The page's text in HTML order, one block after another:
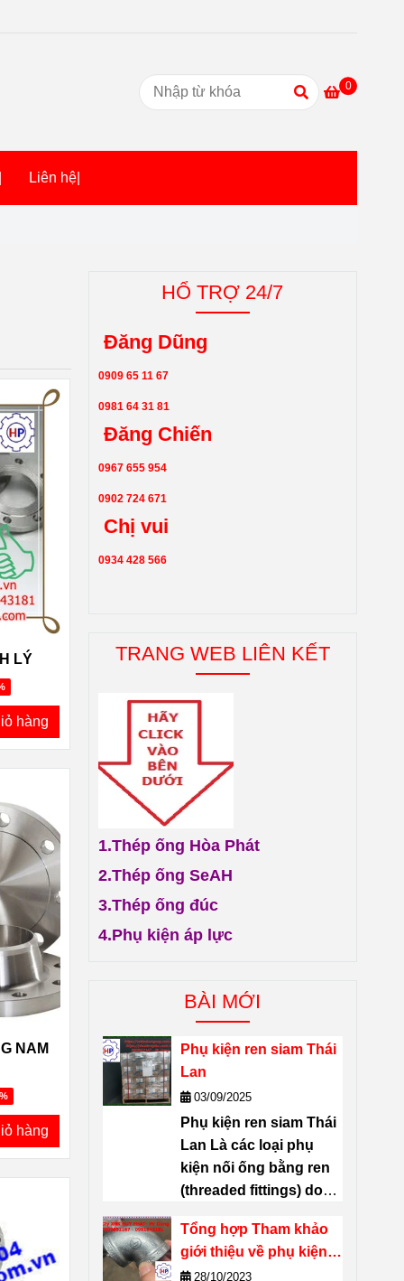
0
Liên hệ|
LÝ
hàng
NAM
hàng
HỔ TRỢ 24/7
Đăng Dũng
0909 65 11 67
0981 64 31 81
Đăng Chiến
0967 655 954
0902 724 671
Chị vui
0934 428 566
TRANG WEB LIÊN KẾT
1.Thép ống Hòa Phát
2.Thép ống SeAH
3.Thép ống đúc
4.Phụ kiện áp lực
BÀI MỚI
Phụ kiện ren siam Thái
Lan
03/09/2025
Phụ kiện ren siam Thái
Lan Là các loại phụ
kiện nối ống bằng ren
(threaded fittings) do
xuất – một thương hiệu
nổi tiếng của Thái Lan.
Tổng hợp Tham khảo
giới thiệu về phụ kiện
ren mạ kẽm Shanxi
28/10/2023